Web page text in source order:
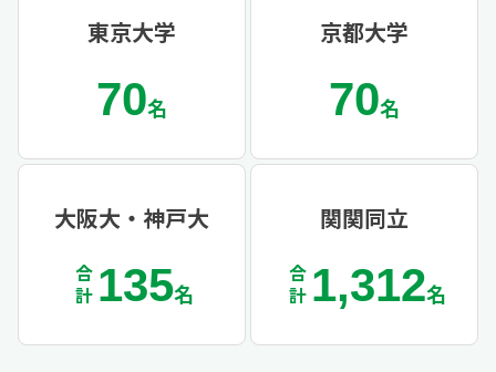
東京大学
70名
京都大学
70名
大阪大・神戸大
合計135名
関関同立
合計1,312名